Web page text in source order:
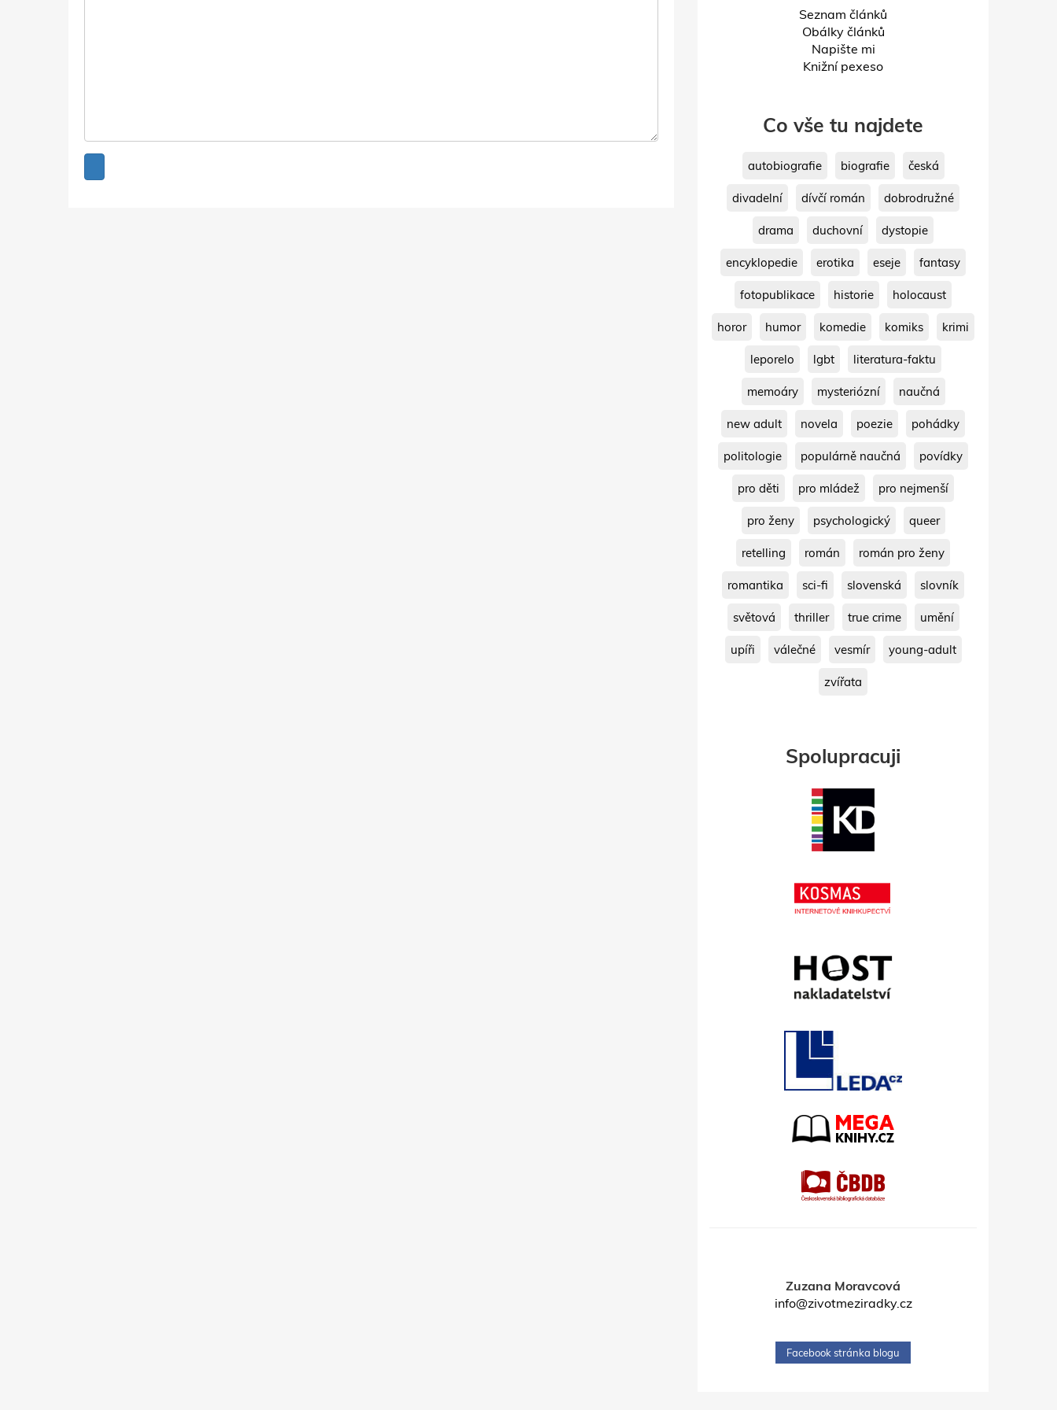
Seznam článků
Obálky článků
Napište mi
Knižní pexeso
Co vše tu najdete
autobiografie biografie česká
divadelní dívčí román dobrodružné
drama duchovní dystopie
encyklopedie erotika eseje fantasy
fotopublikace historie holocaust
horor humor komedie komiks krimi
leporelo lgbt literatura-faktu
memoáry mysteriózní naučná
new adult novela poezie pohádky
politologie populárně naučná povídky
pro děti pro mládež pro nejmenší
pro ženy psychologický queer
retelling román román pro ženy
romantika sci-fi slovenská slovník
světová thriller true crime umění
upíři válečné vesmír young-adult
zvířata
Spolupracuji
Zuzana Moravcová
info@zivotmeziradky.cz
Facebook stránka blogu